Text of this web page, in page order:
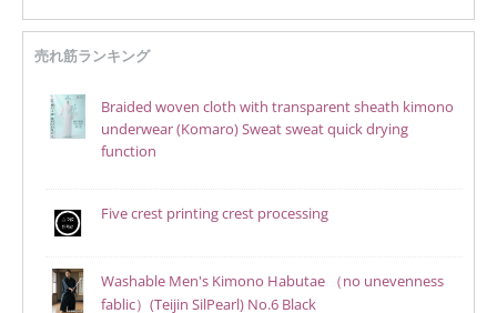
売れ筋ランキング
Braided woven cloth with transparent sheath kimono
underwear (Komaro) Sweat sweat quick drying
function
Five crest printing crest processing
Washable Men's Kimono Habutae （no unevenness
fablic）(Teijin SilPearl) No.6 Black